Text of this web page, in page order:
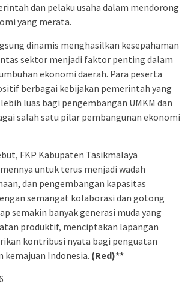
dan pelaku usaha dalam mendorong
yang merata.
dinamis menghasilkan kesepahaman
sektor menjadi faktor penting dalam
ekonomi daerah. Para peserta
berbagai kebijakan pemerintah yang
luas bagi pengembangan UMKM dan
salah satu pilar pembangunan ekonomi
FKP Kabupaten Tasikmalaya
untuk terus menjadi wadah
dan pengembangan kapasitas
semangat kolaborasi dan gotong
semakin banyak generasi muda yang
produktif, menciptakan lapangan
kontribusi nyata bagi penguatan
kemajuan Indonesia. (Red)**